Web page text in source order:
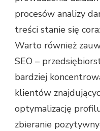
procesów analizy
treści stanie się
Warto również
SEO –
bardziej
klientów
optymalizację
zbieranie